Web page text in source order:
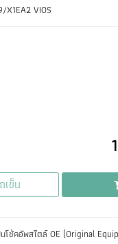
X1EA2 VIOS
เข็น
โช้คอัพสไตล์ OE (Original